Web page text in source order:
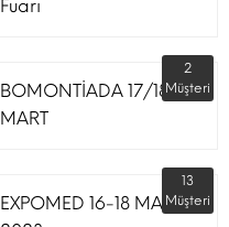
Fuarı
BOMONTİADA 17/18
MART
2
Müşteri
EXPOMED 16-18 MART
13
Müşteri